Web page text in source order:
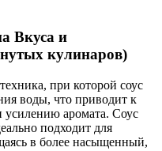
Вкуса и
кулинаров)
при которой соус
воды, что приводит к
усилению аромата. Соус
подходит для
в более насыщенный,